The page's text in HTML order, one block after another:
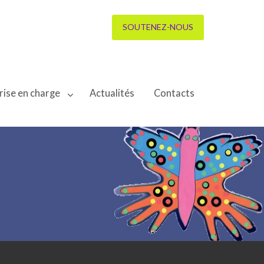
SOUTENEZ-NOUS
en charge Actualités Contacts